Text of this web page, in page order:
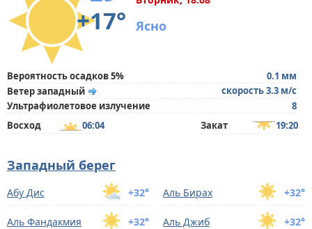
+17°
Ясно
Вероятность осадков 5%
0.1 мм
Ветер западный
скорость 3.3 м/с
Ультрафиолетовое излучение
8
Восход
06:04 Закат 19:20
Западный берег
+32°
Абу Дис +32°
Аль Бирах
+32°
Аль Фандакмия +32°
Аль Джиб